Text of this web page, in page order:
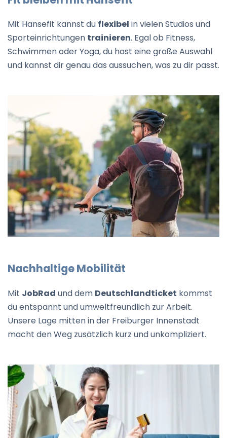
Mit Hansefit kannst du flexibel in vielen Studios und
Sporteinrichtungen trainieren. Egal ob Fitness,
Schwimmen oder Yoga, du hast eine große Auswahl
und kannst dir genau das aussuchen, was zu dir passt.
Nachhaltige Mobilität
Mit JobRad und dem Deutschlandticket kommst
du entspannt und umweltfreundlich zur Arbeit.
Unsere Lage mitten in der Freiburger Innenstadt
macht den Weg zusätzlich kurz und unkompliziert.